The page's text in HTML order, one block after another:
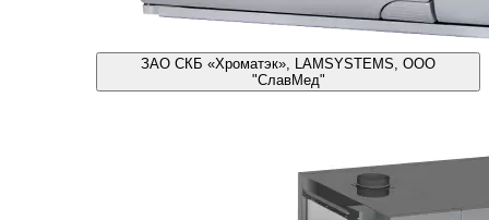
ЗАО СКБ «Хроматэк», LAMSYSTEMS, ООО
"СлавМед"